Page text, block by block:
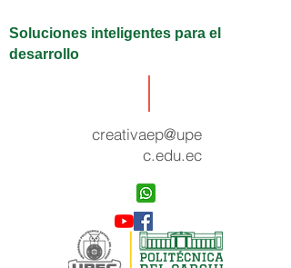
Soluciones inteligentes para el
desarrollo
creativaep@upe
c.edu.ec